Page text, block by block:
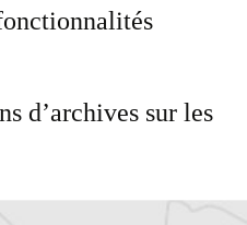
d’archives sur les